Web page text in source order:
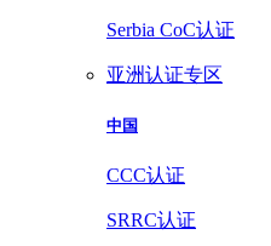
Serbia CoC认证
亚洲认证专区
中国
CCC认证
SRRC认证